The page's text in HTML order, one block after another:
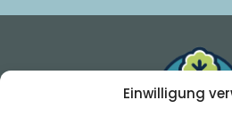
Einwilligung